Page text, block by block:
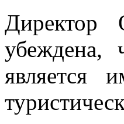
убеждена,
является